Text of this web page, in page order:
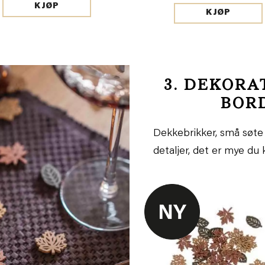
KJØP
KJØP
3.
Dekkebrikker, små
detaljer, det er mye du